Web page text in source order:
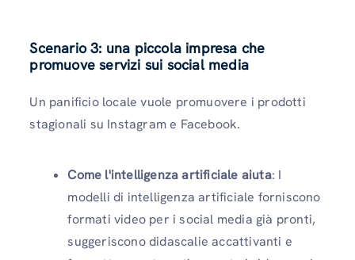
Scenario 3: una piccola impresa che
promuove servizi sui social media
Un panificio locale vuole promuovere i prodotti
stagionali su Instagram e Facebook.
Come l'intelligenza artificiale aiuta: I
modelli di intelligenza artificiale forniscono
formati video per i social media già pronti,
suggeriscono didascalie accattivanti e